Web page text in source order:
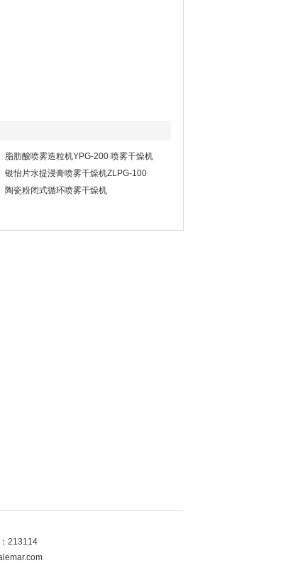
脂肪酸喷雾造粒机YPG-200 喷雾干燥机
银怡片水提浸膏喷雾干燥机ZLPG-100
陶瓷粉闭式循环喷雾干燥机
213114